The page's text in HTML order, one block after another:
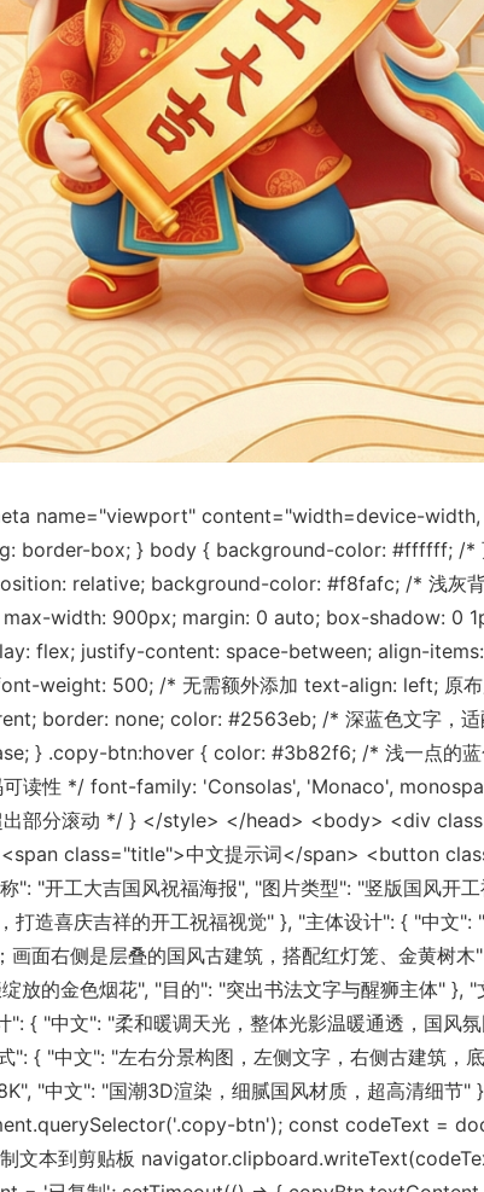
name="viewport" content="width=device-
border-box; } body { background-color: #ffffff; /*
relative; background-color: #f8fafc; /* 浅灰
width: 900px; margin: 0 auto; box-shadow: 0
flex; justify-content: space-between; align-
weight: 500; /* 无需额外添加 text-align: left; 原布
border: none; color: #2563eb; /* 深蓝色文字，适
} .copy-btn:hover { color: #3b82f6; /* 浅一点的
读性 */ font-family: 'Consolas', 'Monaco',
部分滚动 */ } </style> </head> <body> <div
class="title">中文提示词</span> <button
工大吉国风祝福海报", "图片类型": "竖版国风开工
造喜庆吉祥的开工祝福视觉" }, "主体设计": { "中文":
面右侧是层叠的国风古建筑，搭配红灯笼、金黄树
放的金色烟花", "目的": "突出书法文字与醒狮主体" },
": { "中文": "柔和暖调天光，整体光影温暖通透，国风
{ "中文": "左右分景构图，左侧文字，右侧古建筑，
"中文": "国潮3D渲染，细腻国风材质，超高清细
btn'); const codeText =
本到剪贴板